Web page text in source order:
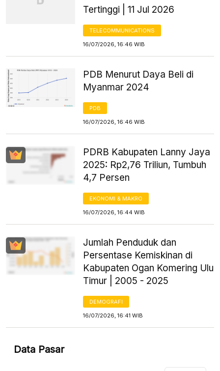
Tertinggi | 11 Jul 2026
TELECOMMUNICATIONS
16/07/2026, 16:46 WIB
PDB Menurut Daya Beli di
Myanmar 2024
PDB
16/07/2026, 16:46 WIB
PDRB Kabupaten Lanny Jaya
2025: Rp2,76 Triliun, Tumbuh
4,7 Persen
EKONOMI & MAKRO
16/07/2026, 16:44 WIB
Jumlah Penduduk dan
Persentase Kemiskinan di
Kabupaten Ogan Komering Ulu
Timur | 2005 - 2025
DEMOGRAFI
16/07/2026, 16:41 WIB
Data Pasar